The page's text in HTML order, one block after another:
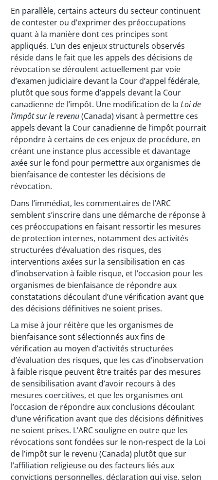
En parallèle, certains acteurs du secteur continuent
de contester ou d’exprimer des préoccupations
quant à la manière dont ces principes sont
appliqués. L’un des enjeux structurels observés
réside dans le fait que les appels des décisions de
révocation se déroulent actuellement par voie
d’examen judiciaire devant la Cour d’appel fédérale,
plutôt que sous forme d’appels devant la Cour
canadienne de l’impôt. Une modification de laLoi de
l’impôt sur le revenu(Canada) visant à permettre ces
appels devant la Cour canadienne de l’impôt pourrait
répondre à certains de ces enjeux de procédure, en
créant une instance plus accessible et davantage
axée sur le fond pour permettre aux organismes de
bienfaisance de contester les décisions de
révocation.
Dans l’immédiat, les commentaires de l’ARC
semblent s’inscrire dans une démarche de réponse à
ces préoccupations en faisant ressortir les mesures
de protection internes, notamment des activités
structurées d’évaluation des risques, des
interventions axées sur la sensibilisation en cas
d’inobservation à faible risque, et l’occasion pour les
organismes de bienfaisance de répondre aux
constatations découlant d’une vérification avant que
des décisions définitives ne soient prises.
La mise à jour réitère que les organismes de
bienfaisance sont sélectionnés aux fins de
vérification au moyen d’activités structurées
d’évaluation des risques, que les cas d’inobservation
à faible risque peuvent être traités par des mesures
de sensibilisation avant d’avoir recours à des
mesures coercitives, et que les organismes ont
l’occasion de répondre aux conclusions découlant
d’une vérification avant que des décisions définitives
ne soient prises. L’ARC souligne en outre que les
révocations sont fondées sur le non-respect de la Loi
de l’impôt sur le revenu (Canada) plutôt que sur
l’affiliation religieuse ou des facteurs liés aux
convictions personnelles, déclaration qui vise, selon